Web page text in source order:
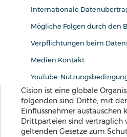
Internationale
Mögliche Folgen durch den
Verpflichtungen beim
Medien Kontakt
YouTube-
Cision ist eine globale
folgenden sind Dritte, mit
Einflussnehmer austauschen
Drittparteien sind vertraglich
geltenden Gesetze zum